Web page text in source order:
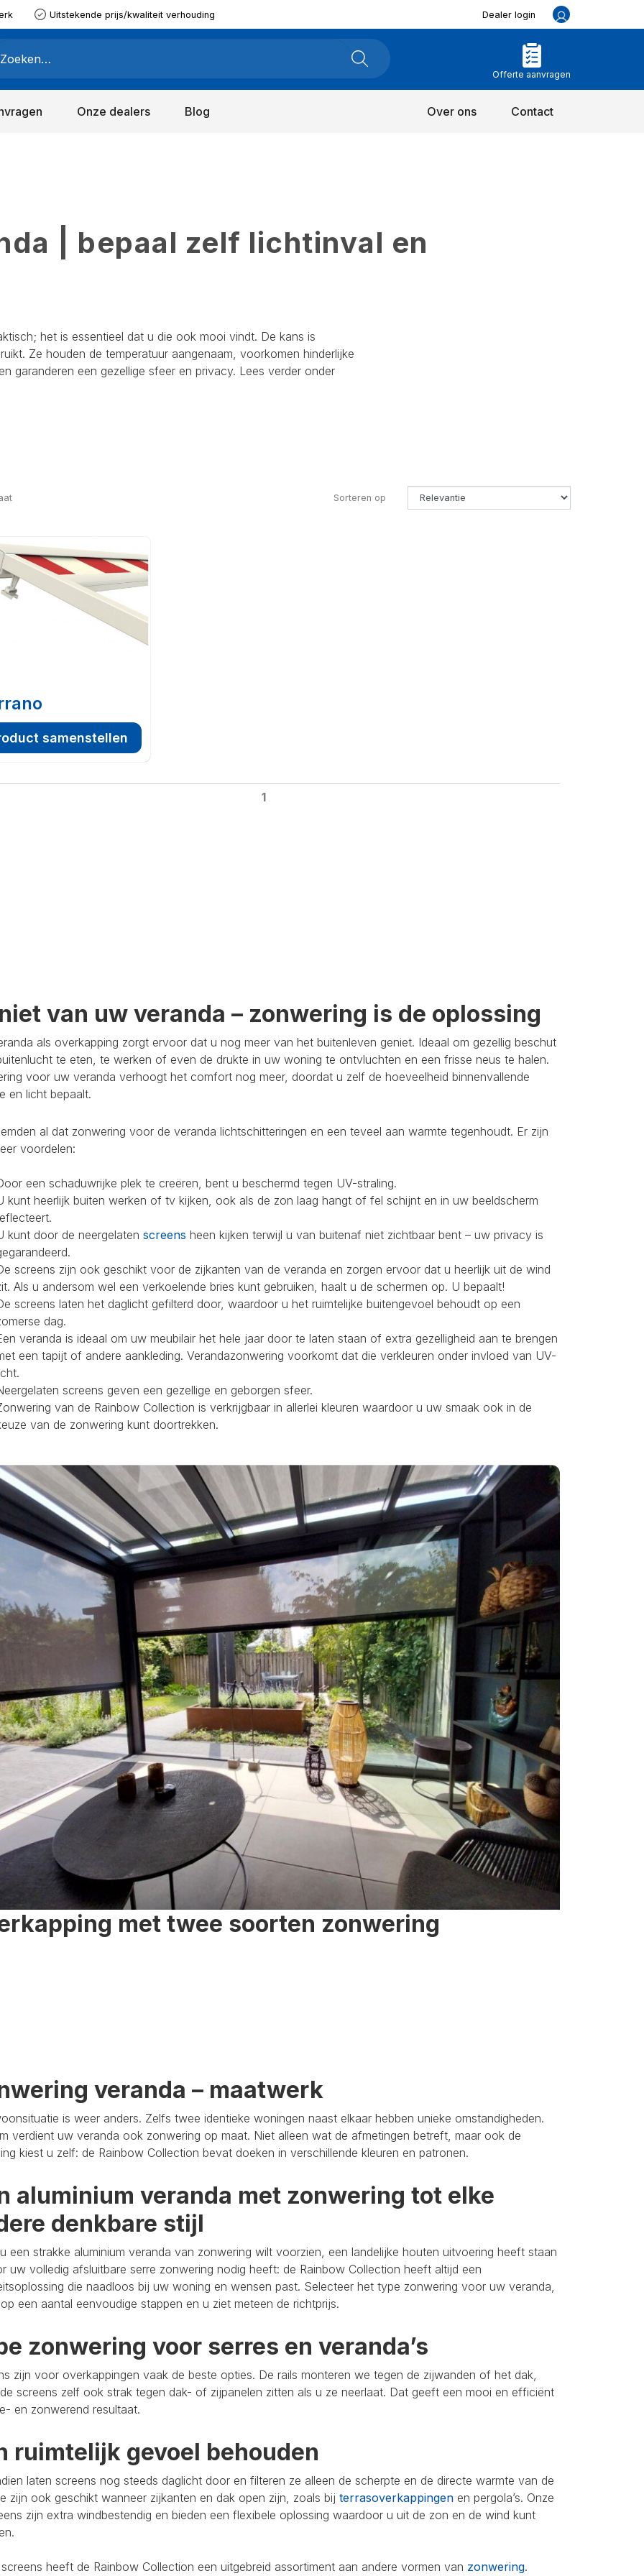
Uitstekende prijs/kwaliteit verhouding Dealer login
Offerte aanvragen
Onze dealers Blog Over ons Contact
| bepaal zelf lichtinval en
het is essentieel dat u die ook mooi vindt. De kans is
Ze houden de temperatuur aangenaam, voorkomen hinderlijke
garanderen een gezellige sfeer en privacy. Lees verder onder
Sorteren op
samenstellen
1
van uw veranda – zonwering is de oplossing
als overkapping zorgt ervoor dat u nog meer van het buitenleven geniet. Ideaal om gezellig beschut
te eten, te werken of even de drukte in uw woning te ontvluchten en een frisse neus te halen.
voor uw veranda verhoogt het comfort nog meer, doordat u zelf de hoeveelheid binnenvallende
en licht bepaalt.
al dat zonwering voor de veranda lichtschitteringen en een teveel aan warmte tegenhoudt. Er zijn
voordelen:
een schaduwrijke plek te creëren, bent u beschermd tegen UV-straling.
kunt heerlijk buiten werken of tv kijken, ook als de zon laag hangt of fel schijnt en in uw beeldscherm
kunt door de neergelaten screens heen kijken terwijl u van buitenaf niet zichtbaar bent – uw privacy is
screens zijn ook geschikt voor de zijkanten van de veranda en zorgen ervoor dat u heerlijk uit de wind
Als u andersom wel een verkoelende bries kunt gebruiken, haalt u de schermen op. U bepaalt!
screens laten het daglicht gefilterd door, waardoor u het ruimtelijke buitengevoel behoudt op een
dag.
veranda is ideaal om uw meubilair het hele jaar door te laten staan of extra gezelligheid aan te brengen
een tapijt of andere aankleding. Verandazonwering voorkomt dat die verkleuren onder invloed van UV-
screens geven een gezellige en geborgen sfeer.
van de Rainbow Collection is verkrijgbaar in allerlei kleuren waardoor u uw smaak ook in de
van de zonwering kunt doortrekken.
met twee soorten zonwering
veranda – maatwerk
is weer anders. Zelfs twee identieke woningen naast elkaar hebben unieke omstandigheden.
verdient uw veranda ook zonwering op maat. Niet alleen wat de afmetingen betreft, maar ook de
kiest u zelf: de Rainbow Collection bevat doeken in verschillende kleuren en patronen.
aluminium veranda met zonwering tot elke
denkbare stijl
een strakke aluminium veranda van zonwering wilt voorzien, een landelijke houten uitvoering heeft staan
uw volledig afsluitbare serre zonwering nodig heeft: de Rainbow Collection heeft altijd een
die naadloos bij uw woning en wensen past. Selecteer het type zonwering voor uw veranda,
een aantal eenvoudige stappen en u ziet meteen de richtprijs.
zonwering voor serres en veranda’s
zijn voor overkappingen vaak de beste opties. De rails monteren we tegen de zijwanden of het dak,
screens zelf ook strak tegen dak- of zijpanelen zitten als u ze neerlaat. Dat geeft een mooi en efficiënt
en zonwerend resultaat.
ruimtelijk gevoel behouden
laten screens nog steeds daglicht door en filteren ze alleen de scherpte en de directe warmte van de
zijn ook geschikt wanneer zijkanten en dak open zijn, zoals bij terrasoverkappingen en pergola’s. Onze
zijn extra windbestendig en bieden een flexibele oplossing waardoor u uit de zon en de wind kunt
heeft de Rainbow Collection een uitgebreid assortiment aan andere vormen van zonwering.